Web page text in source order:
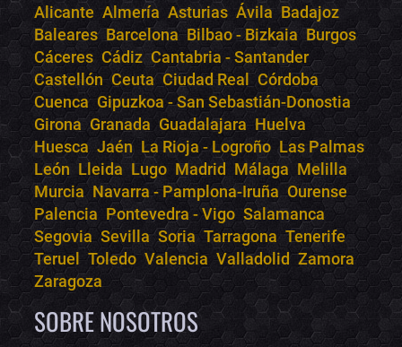
Alicante Almería Asturias Ávila Badajoz
Baleares Barcelona Bilbao - Bizkaia Burgos
Cáceres Cádiz Cantabria - Santander
Castellón Ceuta Ciudad Real Córdoba
Cuenca Gipuzkoa - San Sebastián-Donostia
Girona Granada Guadalajara Huelva
Huesca Jaén La Rioja - Logroño Las Palmas
León Lleida Lugo Madrid Málaga Melilla
Murcia Navarra - Pamplona-Iruña Ourense
Palencia Pontevedra - Vigo Salamanca
Segovia Sevilla Soria Tarragona Tenerife
Teruel Toledo Valencia Valladolid Zamora
Zaragoza
SOBRE NOSOTROS
Bololoco · conciertos.club
Online · Te ayudo a encontrar conciertos